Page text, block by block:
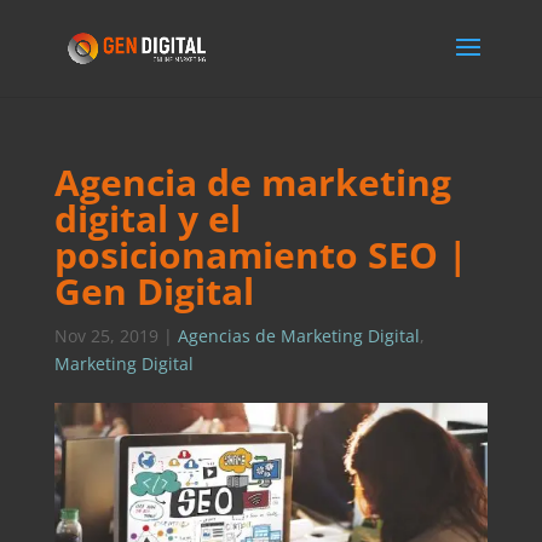
Agencia de marketing
digital y el
posicionamiento SEO |
Gen Digital
Nov 25, 2019 | Agencias de Marketing Digital,
Marketing Digital